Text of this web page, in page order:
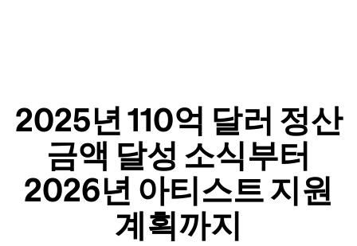
2025년 110억 달러 정산
금액 달성 소식부터
2026년 아티스트 지원
계획까지